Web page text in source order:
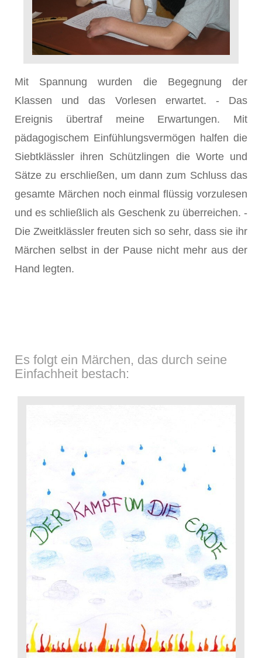
Mit Spannung wurden die Begegnung der
Klassen und das Vorlesen erwartet. - Das
Ereignis übertraf meine Erwartungen. Mit
pädagogischem Einfühlungsvermögen halfen die
Siebtklässler ihren Schützlingen die Worte und
Sätze zu erschließen, um dann zum Schluss das
gesamte Märchen noch einmal flüssig vorzulesen
und es schließlich als Geschenk zu überreichen. -
Die Zweitklässler freuten sich so sehr, dass sie ihr
Märchen selbst in der Pause nicht mehr aus der
Hand legten.
Es folgt ein Märchen, das durch seine
Einfachheit bestach: